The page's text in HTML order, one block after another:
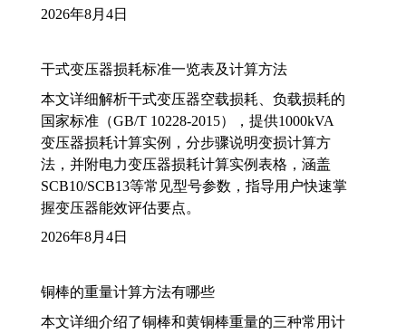
2026年8月4日
干式变压器损耗标准一览表及计算方法
本文详细解析干式变压器空载损耗、负载损耗的
国家标准（GB/T 10228-2015），提供1000kVA
变压器损耗计算实例，分步骤说明变损计算方
法，并附电力变压器损耗计算实例表格，涵盖
SCB10/SCB13等常见型号参数，指导用户快速掌
握变压器能效评估要点。
2026年8月4日
铜棒的重量计算方法有哪些
本文详细介绍了铜棒和黄铜棒重量的三种常用计